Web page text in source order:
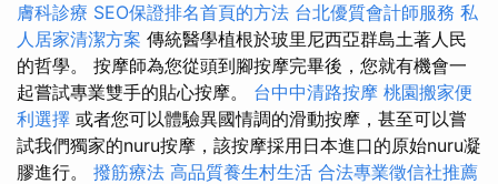
膚科診療 SEO保證排名首頁的方法 台北優質會計師服務 私
人居家清潔方案 傳統醫學植根於玻里尼西亞群島土著人民
的哲學。 按摩師為您從頭到腳按摩完畢後，您就有機會一
起嘗試專業雙手的貼心按摩。 台中中清路按摩 桃園搬家便
利選擇 或者您可以體驗異國情調的滑動按摩，甚至可以嘗
試我們獨家的nuru按摩，該按摩採用日本進口的原始nuru凝
膠進行。 撥筋療法 高品質養生村生活 合法專業徵信社推薦